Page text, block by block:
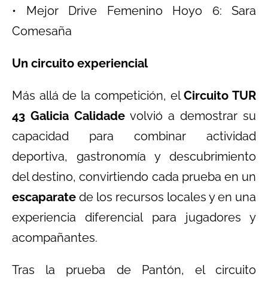
• Mejor Drive Femenino Hoyo 6: Sara
Comesaña
Un circuito experiencial
Más allá de la competición, elCircuito TUR
43 Galicia Calidade volvió a demostrar su
capacidad para combinar actividad
deportiva, gastronomía y descubrimiento
del destino, convirtiendo cada prueba en un
escaparate de los recursos locales y en una
experiencia diferencial para jugadores y
acompañantes.
Tras la prueba de Pantón, el circuito